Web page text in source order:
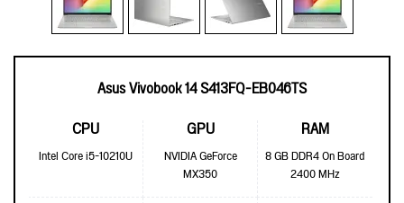
Asus Vivobook 14 S413FQ-EB046TS
CPU
Intel Core i5-10210U
GPU
NVIDIA GeForce
MX350
RAM
8 GB DDR4 On Board
2400 MHz